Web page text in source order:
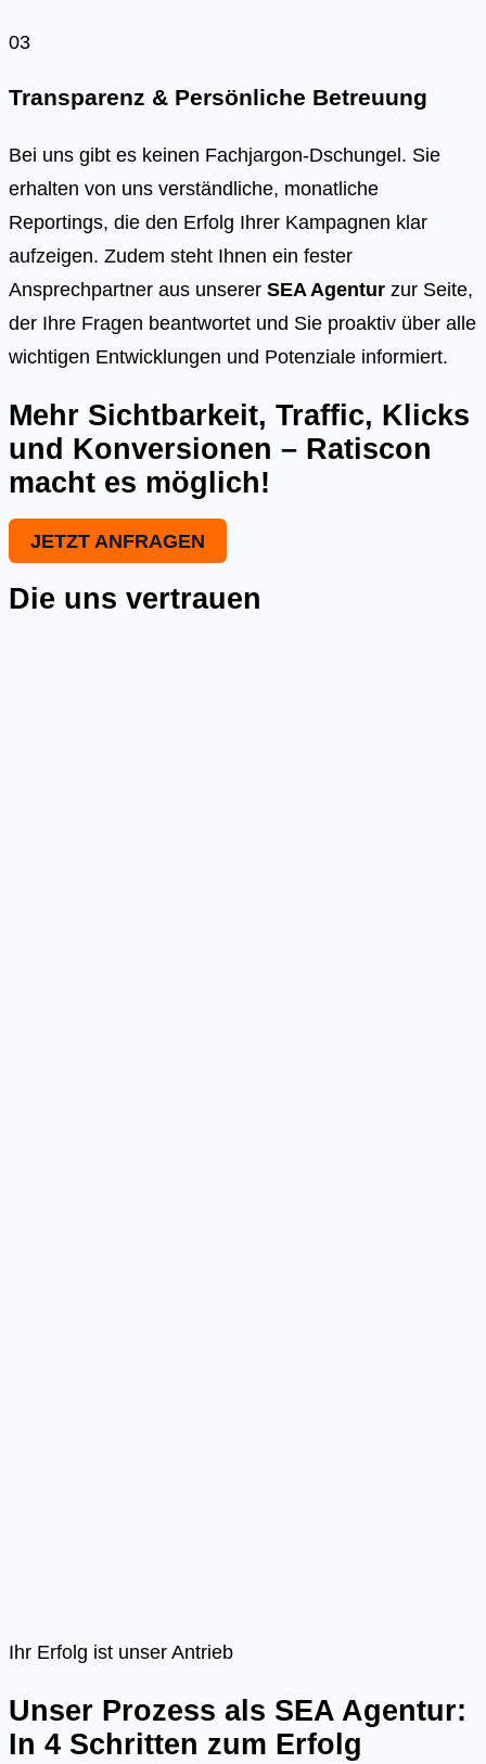
03
Transparenz & Persönliche Betreuung
Bei uns gibt es keinen Fachjargon-Dschungel. Sie
erhalten von uns verständliche, monatliche
Reportings, die den Erfolg Ihrer Kampagnen klar
aufzeigen. Zudem steht Ihnen ein fester
Ansprechpartner aus unserer SEA Agentur zur Seite,
der Ihre Fragen beantwortet und Sie proaktiv über alle
wichtigen Entwicklungen und Potenziale informiert.
Mehr Sichtbarkeit, Traffic, Klicks
und Konversionen – Ratiscon
macht es möglich!
JETZT ANFRAGEN
Die uns vertrauen
Ihr Erfolg ist unser Antrieb
Unser Prozess als SEA Agentur:
In 4 Schritten zum Erfolg